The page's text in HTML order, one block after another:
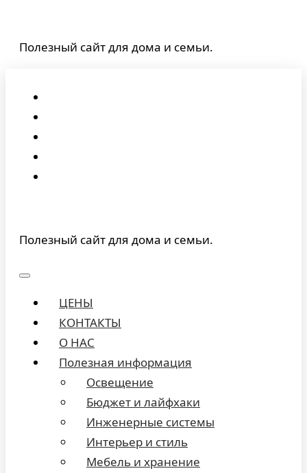
содержимому
Полезный сайт для дома и семьи.
Полезный сайт для дома и семьи.
ЦЕНЫ
КОНТАКТЫ
О НАС
Полезная информация
Освещение
Бюджет и лайфхаки
Инженерные системы
Интерьер и стиль
Мебель и хранение